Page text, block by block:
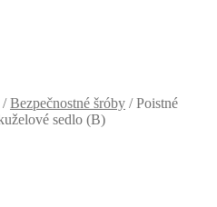
/Bezpečnostné šróby /Poistné
sedlo (B)